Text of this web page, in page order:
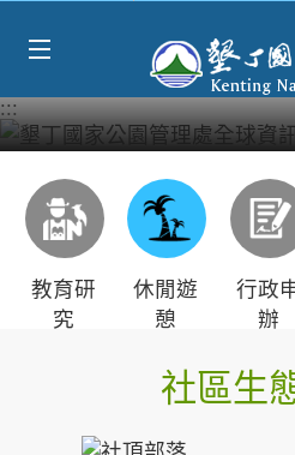
:::
教育研
究
休閒遊
憩
行政
辦
社區生